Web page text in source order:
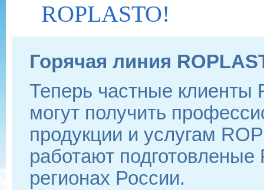
ROPLASTO!
Горячая линия
Теперь частные клиенты
могут получить
продукции и услугам
работают
регионах России.